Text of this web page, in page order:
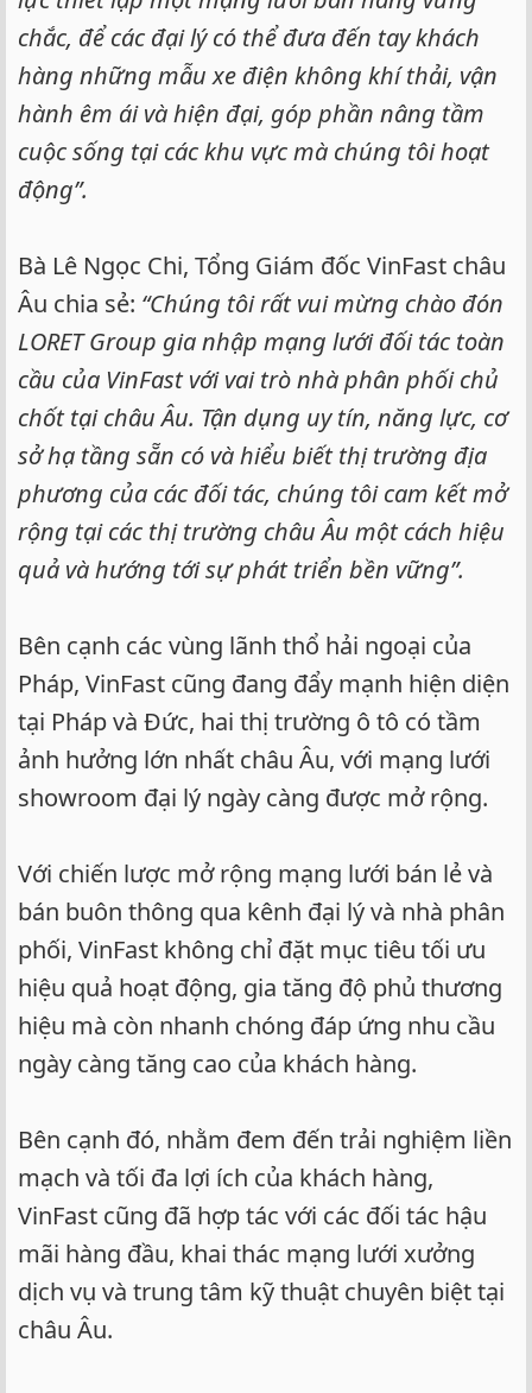
chắc, để các đại lý có thể đưa đến tay khách
hàng những mẫu xe điện không khí thải, vận
hành êm ái và hiện đại, góp phần nâng tầm
cuộc sống tại các khu vực mà chúng tôi hoạt
động”.
Bà Lê Ngọc Chi, Tổng Giám đốc VinFast châu
Âu chia sẻ: “Chúng tôi rất vui mừng chào đón
LORET Group gia nhập mạng lưới đối tác toàn
cầu của VinFast với vai trò nhà phân phối chủ
chốt tại châu Âu. Tận dụng uy tín, năng lực, cơ
sở hạ tầng sẵn có và hiểu biết thị trường địa
phương của các đối tác, chúng tôi cam kết mở
rộng tại các thị trường châu Âu một cách hiệu
quả và hướng tới sự phát triển bền vững”.
Bên cạnh các vùng lãnh thổ hải ngoại của
Pháp, VinFast cũng đang đẩy mạnh hiện diện
tại Pháp và Đức, hai thị trường ô tô có tầm
ảnh hưởng lớn nhất châu Âu, với mạng lưới
showroom đại lý ngày càng được mở rộng.
Với chiến lược mở rộng mạng lưới bán lẻ và
bán buôn thông qua kênh đại lý và nhà phân
phối, VinFast không chỉ đặt mục tiêu tối ưu
hiệu quả hoạt động, gia tăng độ phủ thương
hiệu mà còn nhanh chóng đáp ứng nhu cầu
ngày càng tăng cao của khách hàng.
Bên cạnh đó, nhằm đem đến trải nghiệm liền
mạch và tối đa lợi ích của khách hàng,
VinFast cũng đã hợp tác với các đối tác hậu
mãi hàng đầu, khai thác mạng lưới xưởng
dịch vụ và trung tâm kỹ thuật chuyên biệt tại
châu Âu.